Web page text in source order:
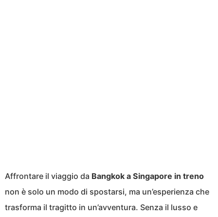
Affrontare il viaggio da Bangkok a Singapore in treno
non è solo un modo di spostarsi, ma un’esperienza che
trasforma il tragitto in un’avventura. Senza il lusso e